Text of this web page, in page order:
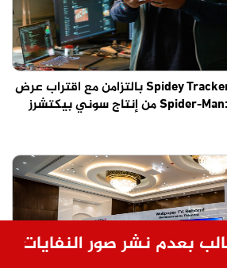
سامسونج تطلق ميزة Spidey Tracker بالتزامن مع اقتراب عرض
النفايات المتراكمة